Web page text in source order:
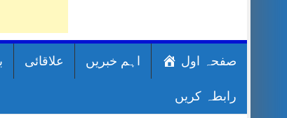
صفحہ اول اہم خبریں علاقائی
رابطہ کریں